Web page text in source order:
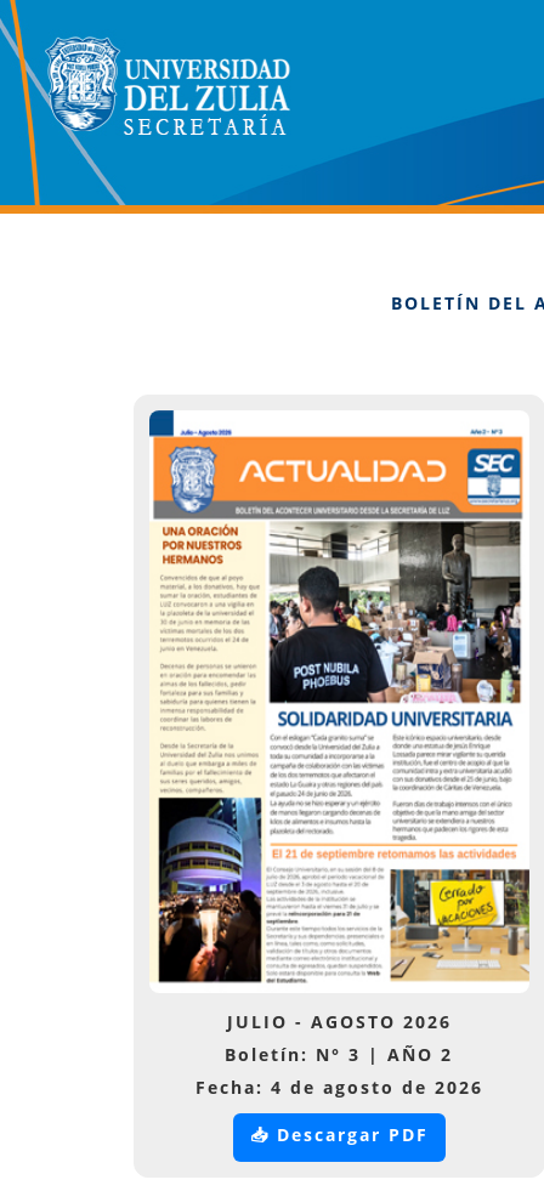
BOLETÍN DEL
JULIO - AGOSTO 2026
Boletín: N° 3 | AÑO 2
Fecha: 4 de agosto de 2026
📥 Descargar PDF